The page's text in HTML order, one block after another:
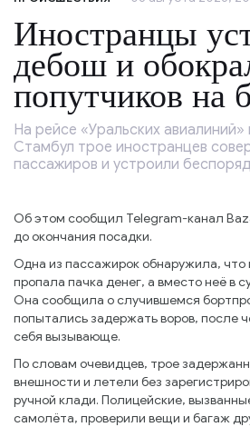
Иностранцы
дебош и
попутчиков на
На рейсе «Уральских авиалиний»
Стамбул трое иностранцев
пассажиров и устроили
Об этом сообщил Telegram-канал
до окончания посадки.
Одна из пассажирок обнаружила, что
пропала пачка денег, а вместо неё в
Она сообщила о случившемся
попытались задержать воров, после
себя вызывающе.
По словам очевидцев, трое
внешности и летели без
ручной клади. Полицейские,
самолёта, проверили вещи и багаж